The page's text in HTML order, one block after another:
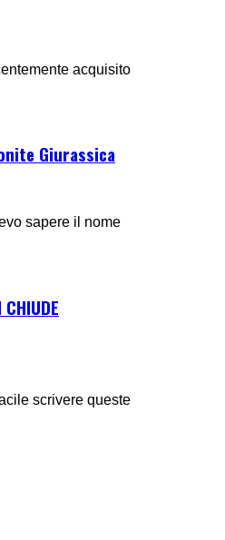
acquisito
Giurassica
sapere il nome
CHIUDE
scrivere queste